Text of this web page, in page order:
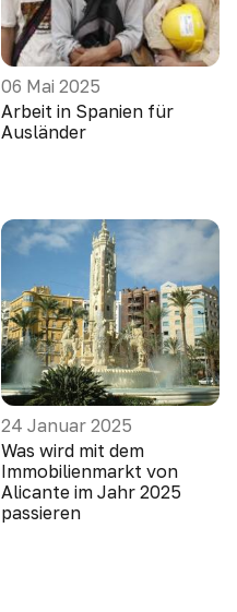
06 Mai 2025
Arbeit in Spanien für
Ausländer
24 Januar 2025
Was wird mit dem
Immobilienmarkt von
Alicante im Jahr 2025
passieren